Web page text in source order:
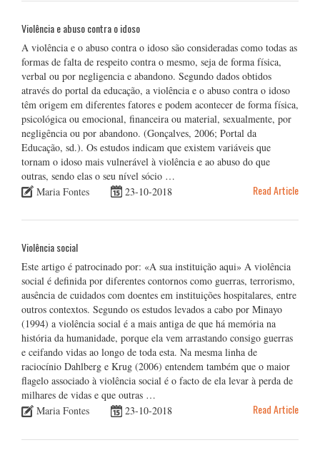
Violência e abuso contra o idoso
A violência e o abuso contra o idoso são consideradas como todas as
formas de falta de respeito contra o mesmo, seja de forma física,
verbal ou por negligencia e abandono. Segundo dados obtidos
através do portal da educação, a violência e o abuso contra o idoso
têm origem em diferentes fatores e podem acontecer de forma física,
psicológica ou emocional, financeira ou material, sexualmente, por
negligência ou por abandono. (Gonçalves, 2006; Portal da
Educação, sd.). Os estudos indicam que existem variáveis que
tornam o idoso mais vulnerável à violência e ao abuso do que
outras, sendo elas o seu nível sócio …
Maria Fontes
23-10-2018 Read Article
Violência social
Este artigo é patrocinado por: «A sua instituição aqui» A violência
social é definida por diferentes contornos como guerras, terrorismo,
ausência de cuidados com doentes em instituições hospitalares, entre
outros contextos. Segundo os estudos levados a cabo por Minayo
(1994) a violência social é a mais antiga de que há memória na
história da humanidade, porque ela vem arrastando consigo guerras
e ceifando vidas ao longo de toda esta. Na mesma linha de
raciocínio Dahlberg e Krug (2006) entendem também que o maior
flagelo associado à violência social é o facto de ela levar à perda de
milhares de vidas e que outras …
Maria Fontes
23-10-2018 Read Article